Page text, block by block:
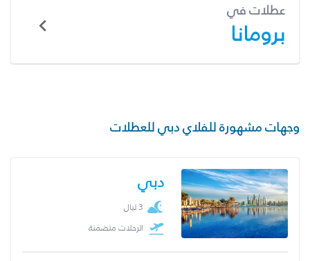
عطلات في
برومانا
وجهات مشهورة للفلاي دبي للعطلات
دبي
3 ليال
الرحلات متضمنة